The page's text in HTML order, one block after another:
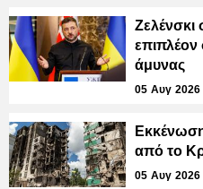
Ζελένσκι
επιπλέον
άμυνας
05 Αυγ 2026
από το
05 Αυγ 2026